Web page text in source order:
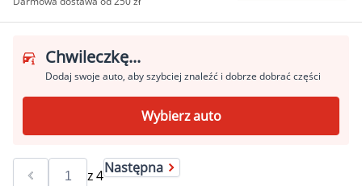
Chwileczkę...
Dodaj swoje auto, aby szybciej znaleźć i dobrze dobrać części
Wybierz auto
z4Następna